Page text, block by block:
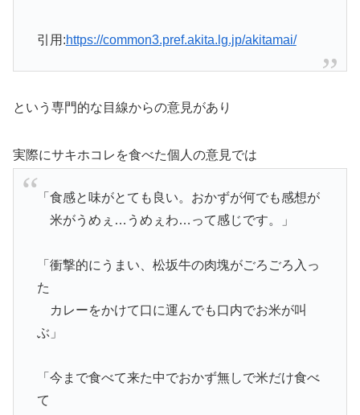
引用:https://common3.pref.akita.lg.jp/akitamai/
という専門的な目線からの意見があり
実際にサキホコレを食べた個人の意見では
「食感と味がとても良い。おかずが何でも感想が
米がうめぇ…うめぇわ…って感じです。」
「衝撃的にうまい、松坂牛の肉塊がごろごろ入っ
た
カレーをかけて口に運んでも口内でお米が叫
ぶ」
「今まで食べて来た中でおかず無しで米だけ食べ
て